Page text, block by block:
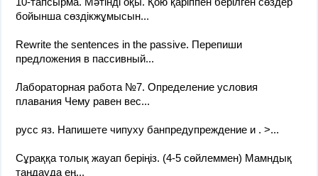
бойынша сөздікжұмысын...
Rewrite the sentences in the passive. Перепиши
предложения в пассивный...
Лабораторная работа №7. Определение условия
плавания Чему равен вес...
русс яз. Напишете чипуху банпредупреждение и . >...
Сұраққа толық жауап беріңіз. (4-5 сөйлеммен) Мамндық
таңдауда ең...